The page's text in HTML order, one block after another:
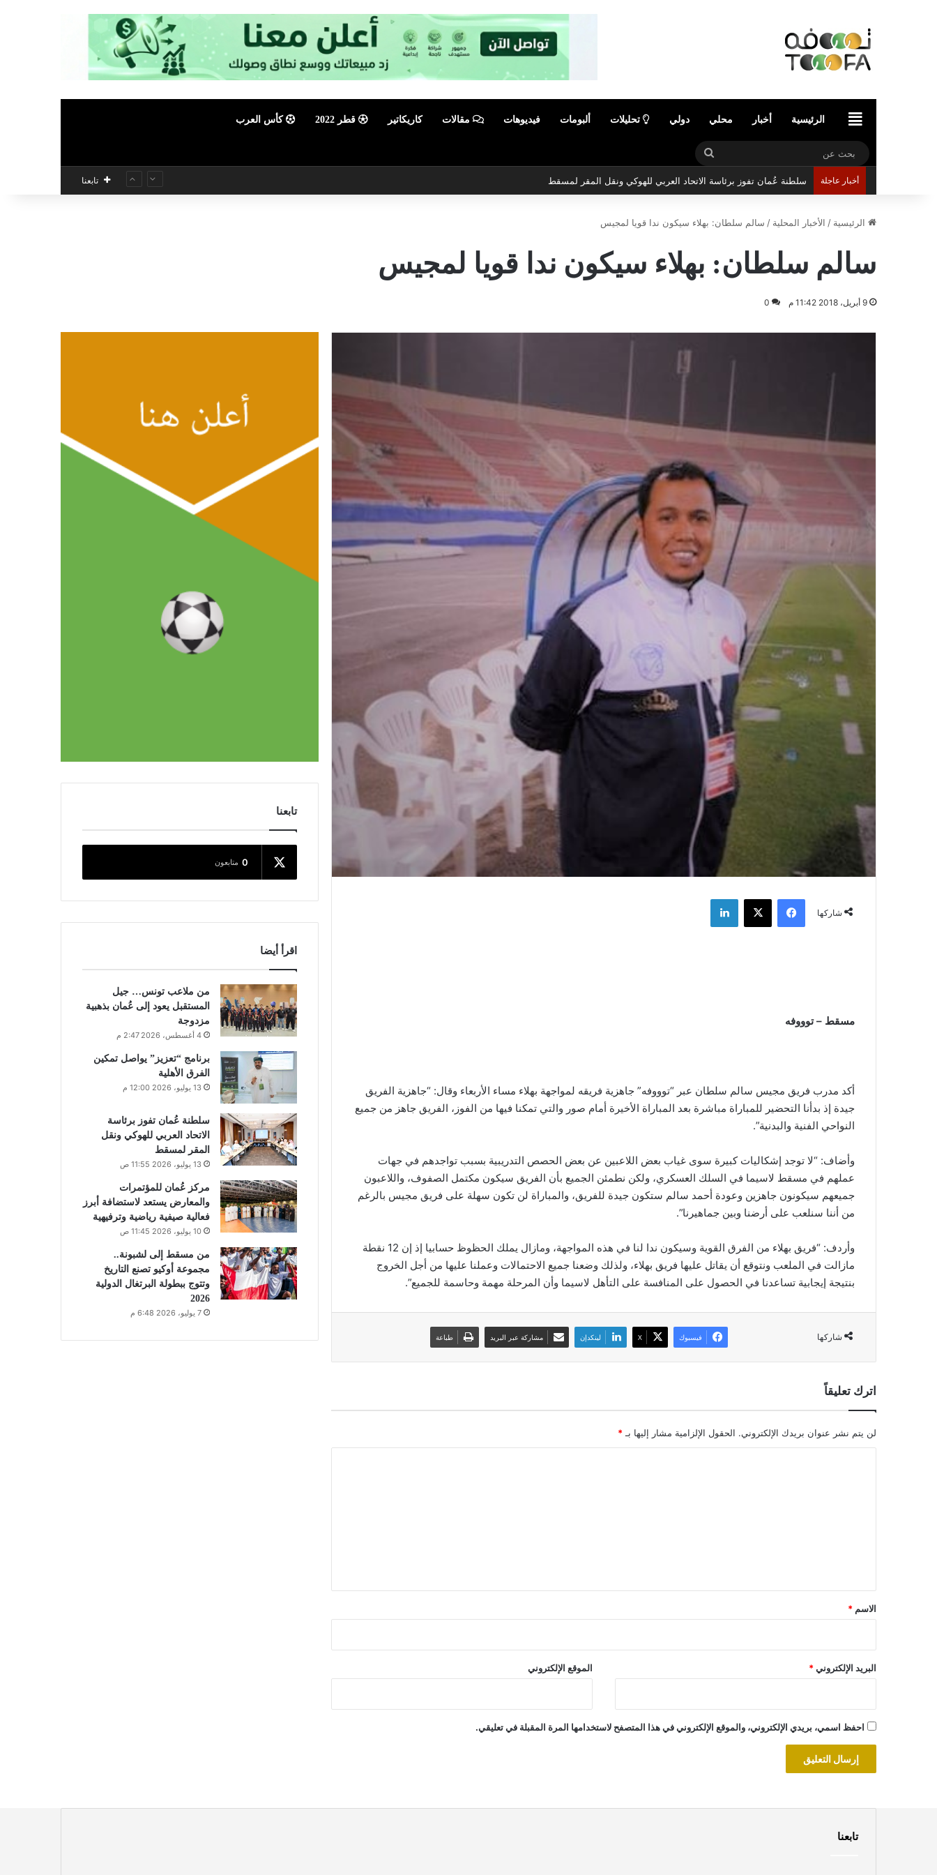
الرئيسيةالرئيسية أخبار محلي دولي تحليلات ألبومات فيديوهات مقالات كاريكاتير قطر 2022 كأس العرب
بحث
عن
أخبار عاجلة سلطنة عُمان تفوز برئاسة الاتحاد العربي للهوكي ونقل المقر لمسقط تابعنا
الرئيسية / الأخبار المحلية / سالم سلطان: بهلاء سيكون ندا قويا لمجيس
سالم سلطان: بهلاء سيكون ندا قويا لمجيس
9 أبريل، 2018 11:42 م 0
شاركها
فيسبوك ‫X لينكدإن
مسقط – توووفه
أكد مدرب فريق مجيس سالم سلطان عبر “توووفه” جاهزية فريقه لمواجهة بهلاء مساء الأربعاء وقال: “جاهزية الفريق
جيدة إذ بدأنا التحضير للمباراة مباشرة بعد المباراة الأخيرة أمام صور والتي تمكنا فيها من الفوز، الفريق جاهز من جميع
النواحي الفنية والبدنية”.
وأضاف: “لا توجد إشكاليات كبيرة سوى غياب بعض اللاعبين عن بعض الحصص التدريبية بسبب تواجدهم في جهات
عملهم في مسقط لاسيما في السلك العسكري، ولكن نطمئن الجميع بأن الفريق سيكون مكتمل الصفوف، واللاعبون
جميعهم سيكونون جاهزين وعودة أحمد سالم ستكون جيدة للفريق، والمباراة لن تكون سهلة على فريق مجيس بالرغم
من أننا سنلعب على أرضنا وبين جماهيرنا”.
وأردف: “فريق بهلاء من الفرق القوية وسيكون ندا لنا في هذه المواجهة، ومازال يملك الحظوظ حسابيا إذ إن 12 نقطة
مازالت في الملعب ونتوقع أن يقاتل عليها فريق بهلاء، ولذلك وضعنا جميع الاحتمالات وعملنا عليها من أجل الخروج
بنتيجة إيجابية تساعدنا في الحصول على المنافسة على التأهل لاسيما وأن المرحلة مهمة وحاسمة للجميع”.
شاركها فيسبوك ‫X لينكدإن مشاركة عبر البريد طباعة
اترك تعليقاً
لن يتم نشر عنوان بريدك الإلكتروني. الحقول الإلزامية مشار إليها بـ*
*
الاسم *
البريد الإلكتروني* الموقع الإلكتروني
احفظ اسمي، بريدي الإلكتروني، والموقع الإلكتروني في هذا المتصفح لاستخدامها المرة المقبلة في تعليقي.
تابعنا
0 متابعون
اقرأ أيضا
من ملاعب تونس… جيل
المستقبل يعود إلى عُمان بذهبية
مزدوجة
4 أغسطس، 2026 2:47 م
برنامج “تعزيز” يواصل تمكين
الفرق الأهلية
13 يوليو، 2026 12:00 م
سلطنة عُمان تفوز برئاسة
الاتحاد العربي للهوكي ونقل
المقر لمسقط
13 يوليو، 2026 11:55 ص
مركز عُمان للمؤتمرات
والمعارض يستعد لاستضافة أبرز
فعالية صيفية رياضية وترفيهية
10 يوليو، 2026 11:45 ص
من مسقط إلى لشبونة..
مجموعة أوكيو تصنع التاريخ
وتتوج ببطولة البرتغال الدولية
2026
7 يوليو، 2026 6:48 م
تابعنا